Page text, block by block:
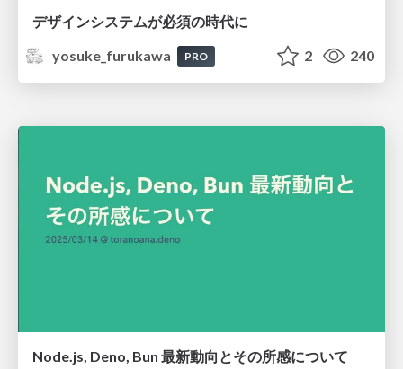
デザインシステムが必須の時代に
yosuke_furukawa
PRO 2 240
Node.js, Deno, Bun 最新動向とその所感について